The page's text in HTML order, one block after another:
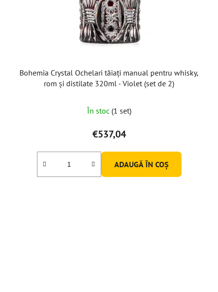
Bohemia Crystal Ochelari tăiați manual pentru whisky,
rom și distilate 320ml - Violet (set de 2)
În stoc (1 set)
€537,04
ADAUGĂ ÎN COŞ